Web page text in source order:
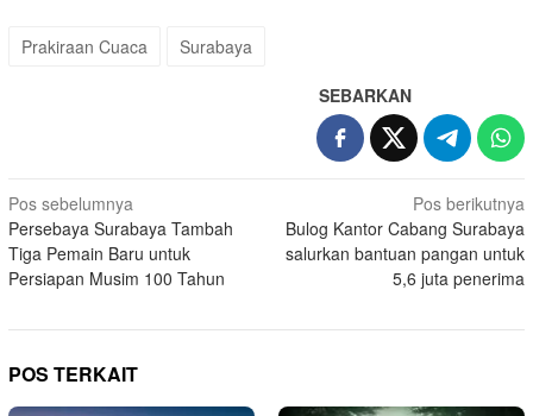
Prakiraan Cuaca Surabaya
SEBARKAN
Navigasi
pos
Pos sebelumnya
Persebaya Surabaya Tambah
Tiga Pemain Baru untuk
Persiapan Musim 100 Tahun
Pos berikutnya
Bulog Kantor Cabang Surabaya
salurkan bantuan pangan untuk
5,6 juta penerima
POS TERKAIT